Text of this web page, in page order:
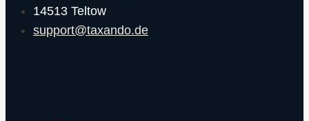
14513 Teltow
support@taxando.de